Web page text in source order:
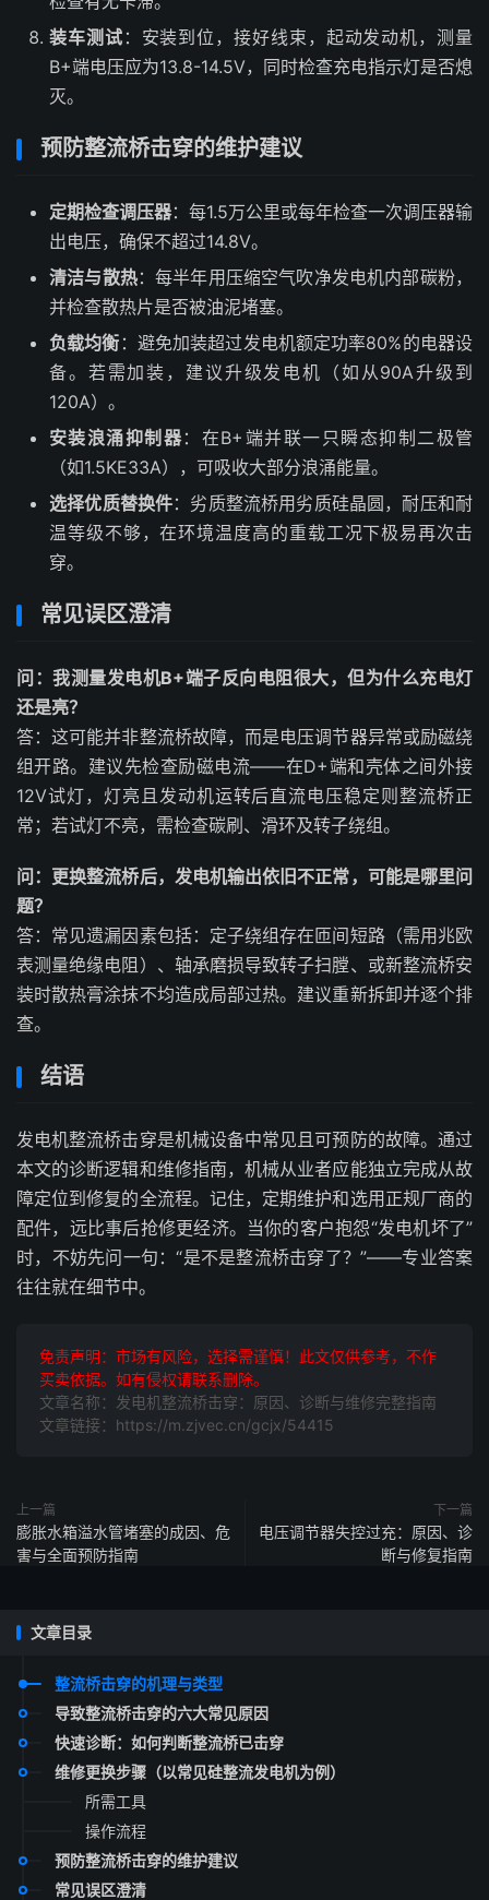
装车测试 ：安装到位，接好线束，起动发动机，测量
B+端电压应为13.8-14.5V，同时检查充电指示灯是否熄
灭。
预防整流桥击穿的维护建议
定期检查调压器：每1.5万公里或每年检查一次调压器输
出电压，确保不超过14.8V。
清洁与散热：每半年用压缩空气吹净发电机内部碳粉，
并检查散热片是否被油泥堵塞。
负载均衡 ：避免加装超过发电机额定功率80%的电器设
备。若需加装，建议升级发电机（如从90A升级到
120A）。
安装浪涌抑制器：在B+端并联一只瞬态抑制二极管
（如1.5KE33A），可吸收大部分浪涌能量。
选择优质替换件：劣质整流桥用劣质硅晶圆，耐压和耐
温等级不够，在环境温度高的重载工况下极易再次击
穿。
常见误区澄清
问：我测量发电机B+端子反向电阻很大，但为什么充电灯
还是亮？
答：这可能并非整流桥故障，而是电压调节器异常或励磁绕
组开路。建议先检查励磁电流——在D+端和壳体之间外接
12V试灯，灯亮且发动机运转后直流电压稳定则整流桥正
常；若试灯不亮，需检查碳刷、滑环及转子绕组。
问：更换整流桥后，发电机输出依旧不正常，可能是哪里问
题？
答：常见遗漏因素包括：定子绕组存在匝间短路（需用兆欧
表测量绝缘电阻）、轴承磨损导致转子扫膛、或新整流桥安
装时散热膏涂抹不均造成局部过热。建议重新拆卸并逐个排
查。
结语
发电机整流桥击穿是机械设备中常见且可预防的故障。通过
本文的诊断逻辑和维修指南，机械从业者应能独立完成从故
障定位到修复的全流程。记住，定期维护和选用正规厂商的
配件，远比事后抢修更经济。当你的客户抱怨“发电机坏了”
时，不妨先问一句：“是不是整流桥击穿了？”——专业答案
往往就在细节中。
免责声明：市场有风险，选择需谨慎！此文仅供参考，不作
买卖依据。如有侵权请联系删除。
文章名称：发电机整流桥击穿：原因、诊断与维修完整指南
文章链接：https://m.zjvec.cn/gcjx/54415
上一篇
膨胀水箱溢水管堵塞的成因、危
害与全面预防指南
下一篇
电压调节器失控过充：原因、诊
断与修复指南
文章目录
整流桥击穿的机理与类型
导致整流桥击穿的六大常见原因
快速诊断：如何判断整流桥已击穿
维修更换步骤（以常见硅整流发电机为例）
所需工具
操作流程
预防整流桥击穿的维护建议
常见误区澄清